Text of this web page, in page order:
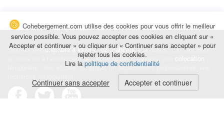
Trouvez unechambre à louer chez l'habitantà la nuitée, à la semaine,
au mois ou à l'année pour de courts et longs séjours, une
temporaire : des études, un stage, un déplacement professionnel, une
Cohebergement.com utilise des cookies pour vous offrir le meilleur
service possible. Vous pouvez accepter ces cookies en cliquant sur «
Accepter et continuer » ou cliquer sur « Continuer sans accepter » pour
rejeter tous les cookies.
Lire la politique de confidentialité
Continuer sans accepter Accepter et continuer